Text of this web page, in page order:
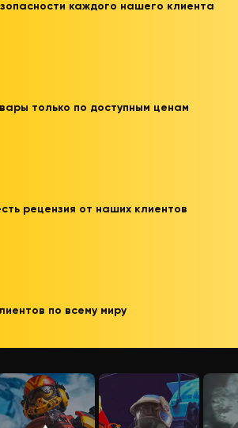
каждого нашего клиента
только по доступным ценам
рецензия от наших клиентов
по всему миру